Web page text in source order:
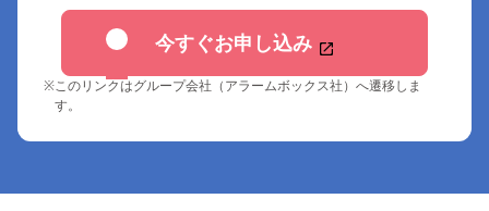
今すぐお申し込み
※このリンクはグループ会社（アラームボックス社）へ遷移しま
す。